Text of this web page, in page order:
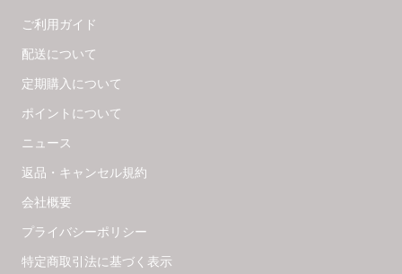
ご利用ガイド
配送について
定期購入について
ポイントについて
ニュース
返品・キャンセル規約
会社概要
プライバシーポリシー
特定商取引法に基づく表示